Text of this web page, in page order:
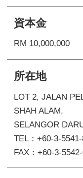
資本金
RM 10,000,000
所在地
LOT 2, JALAN
SHAH ALAM,
SELANGOR
TEL：+60-3-5541-
FAX：+60-3-